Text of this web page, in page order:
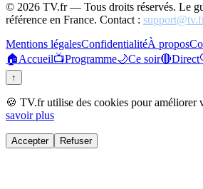
© 2026 TV.fr — Tous droits réservés. Le
référence en France. Contact :
Mentions légalesConfidentialitéÀ propos
🏠Accueil📺Programme🌙Ce soir🔴Direct
↑
🍪 TV.fr utilise des cookies pour améliorer
savoir plus
Accepter Refuser